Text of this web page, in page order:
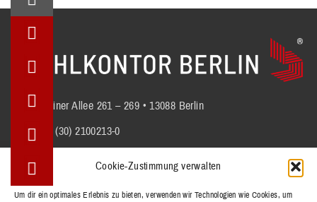
Cookie-Zustimmung verwalten
Um dir ein optimales Erlebnis zu bieten, verwenden wir Technologien wie Cookies, um
Berliner Allee 261 – 269 • 13088 Berlin
+49 (30) 2100213-0